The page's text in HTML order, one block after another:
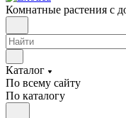
Комнатные растения с
Каталог
По всему сайту
По каталогу